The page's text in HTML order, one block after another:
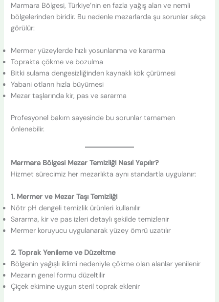
Marmara Bölgesi, Türkiye’nin en fazla yağış alan ve nemli
bölgelerinden biridir. Bu nedenle mezarlarda şu sorunlar sıkça
görülür:
Mermer yüzeylerde hızlı yosunlanma ve kararma
Toprakta çökme ve bozulma
Bitki sulama dengesizliğinden kaynaklı kök çürümesi
Yabani otların hızla büyümesi
Mezar taşlarında kir, pas ve sararma
Profesyonel bakım sayesinde bu sorunlar tamamen
önlenebilir.
Marmara Bölgesi Mezar Temizliği Nasıl Yapılır?
Hizmet sürecimiz her mezarlıkta aynı standartla uygulanır:
1. Mermer ve Mezar Taşı Temizliği
Nötr pH dengeli temizlik ürünleri kullanılır
Sararma, kir ve pas izleri detaylı şekilde temizlenir
Mermer koruyucu uygulanarak yüzey ömrü uzatılır
2. Toprak Yenileme ve Düzeltme
Bölgenin yağışlı iklimi nedeniyle çökme olan alanlar yenilenir
Mezarın genel formu düzeltilir
Çiçek ekimine uygun steril toprak eklenir